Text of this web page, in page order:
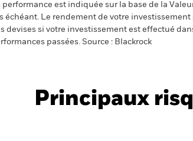
performance est indiquée sur la base de la
échéant. Le rendement de votre
devises si votre investissement est effectué
passées. Source : Blackrock
Principaux